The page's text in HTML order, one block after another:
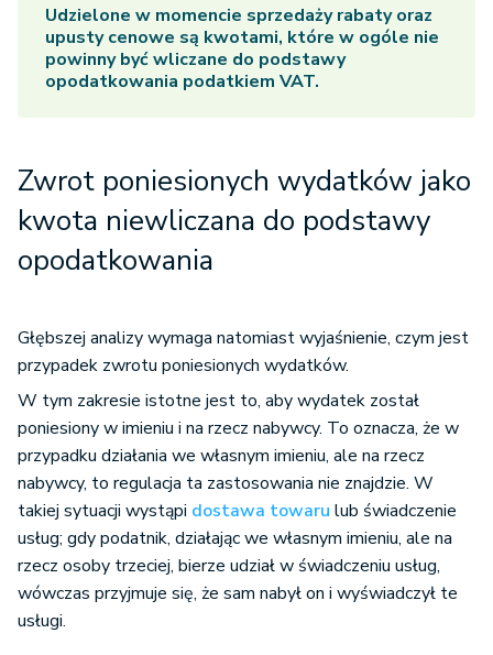
Udzielone w momencie sprzedaży rabaty oraz
upusty cenowe są kwotami, które w ogóle nie
powinny być wliczane do podstawy
opodatkowania podatkiem VAT.
Zwrot poniesionych wydatków jako
kwota niewliczana do podstawy
opodatkowania
Głębszej analizy wymaga natomiast wyjaśnienie, czym jest
przypadek zwrotu poniesionych wydatków.
W tym zakresie istotne jest to, aby wydatek został
poniesiony w imieniu i na rzecz nabywcy. To oznacza, że w
przypadku działania we własnym imieniu, ale na rzecz
nabywcy, to regulacja ta zastosowania nie znajdzie. W
takiej sytuacji wystąpi dostawa towaru lub świadczenie
usług; gdy podatnik, działając we własnym imieniu, ale na
rzecz osoby trzeciej, bierze udział w świadczeniu usług,
wówczas przyjmuje się, że sam nabył on i wyświadczył te
usługi.